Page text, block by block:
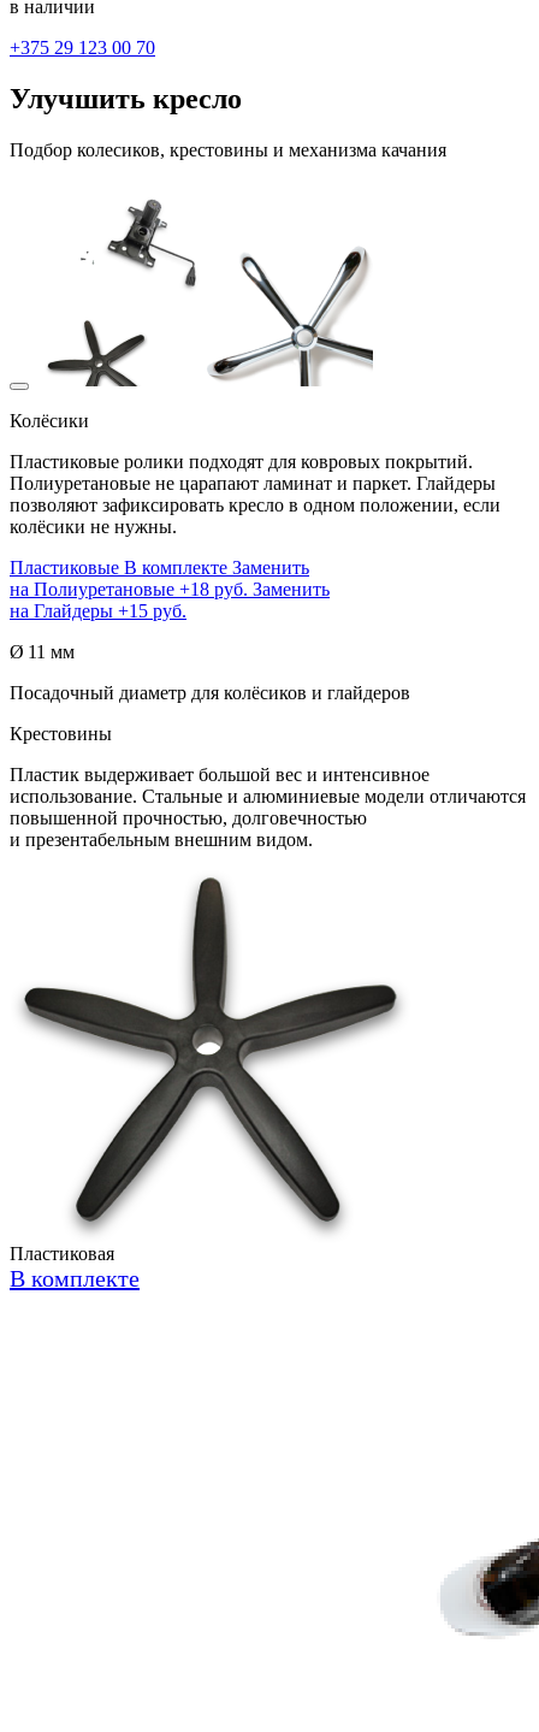
в наличии
+375 29 123 00 70
Улучшить кресло
Подбор колесиков, крестовины и механизма качания
Колёсики
Пластиковые ролики подходят для ковровых покрытий.
Полиуретановые не царапают ламинат и паркет. Глайдеры
позволяют зафиксировать кресло в одном положении, если
колёсики не нужны.
Пластиковые В комплекте Заменить
на Полиуретановые +18 руб. Заменить
на Глайдеры +15 руб.
Ø 11 мм
Посадочный диаметр для колёсиков и глайдеров
Крестовины
Пластик выдерживает большой вес и интенсивное
использование. Стальные и алюминиевые модели отличаются
повышенной прочностью, долговечностью
и презентабельным внешним видом.
Пластиковая
В комплекте